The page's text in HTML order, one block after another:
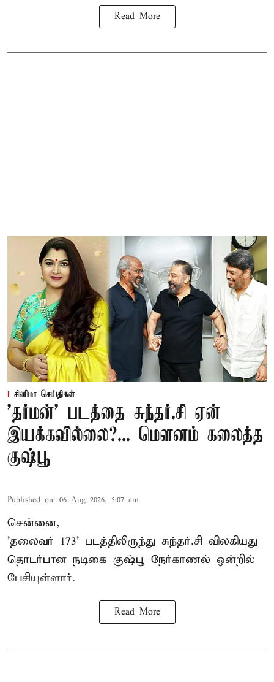
Read More
சினிமா செய்திகள்
'தர்மன்' படத்தை சுந்தர்.சி ஏன்
இயக்கவில்லை?... மௌனம் கலைத்த
குஷ்பூ
Published on: 06 Aug 2026, 5:07 am
சென்னை,
'தலைவர் 173' படத்திலிருந்து சுந்தர்.சி விலகியது
தொடர்பான நடிகை குஷ்பூ நேர்காணல் ஒன்றில்
பேசியுள்ளார்.
Read More